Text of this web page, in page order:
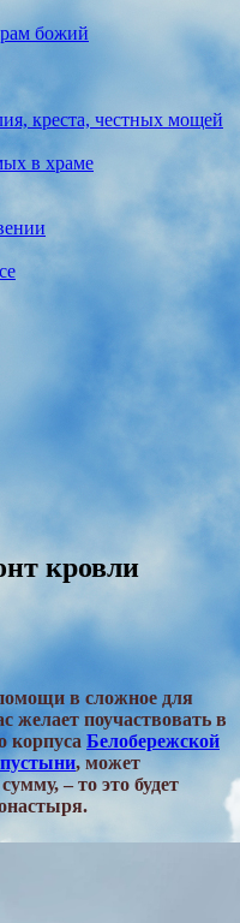
божий
креста, честных мощей
в храме
кровли
в сложное для
желает поучаствовать в
корпуса Белобережской
, может
– то это будет